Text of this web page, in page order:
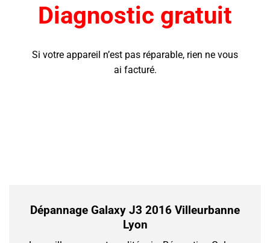
Diagnostic gratuit
Si votre appareil n’est pas réparable, rien ne vous
ai facturé.
Dépannage Galaxy J3 2016 Villeurbanne
Lyon